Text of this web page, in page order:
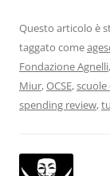
Questo articolo è
taggato come
Fondazione Agnelli,
Miur,OCSE,
spending review,